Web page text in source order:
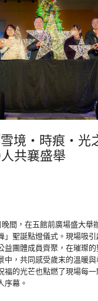
境・時痕・光
共襄盛舉
間，在五館前廣場盛大舉
」聖誕點燈儀式。現場吸引
益團體成員齊聚，在璀璨
中，共同感受歲末的溫暖
福的光芒也點燃了現場每
序幕。